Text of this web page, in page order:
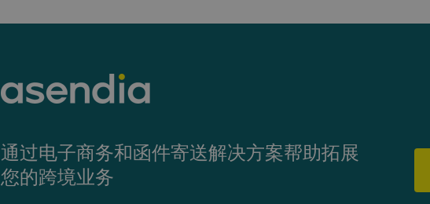
通过电子商务和函件寄送解决方案帮助拓展
您的跨境业务